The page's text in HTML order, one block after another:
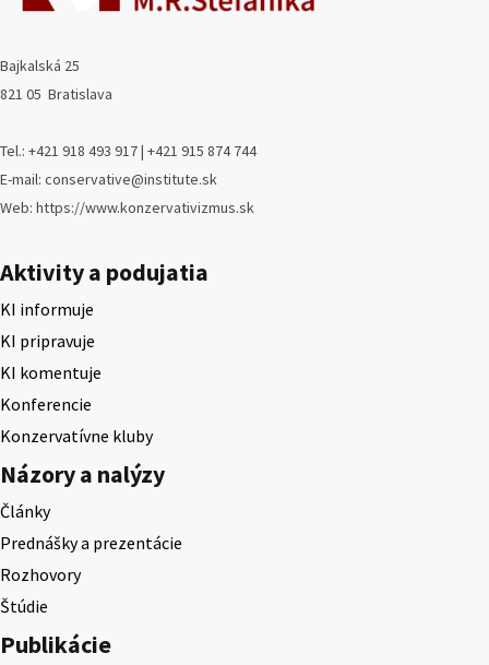
Bajkalská 25
821 05 Bratislava
Tel.: +421 918 493 917 | +421 915 874 744
E-mail: conservative@institute.sk
Web: https://www.konzervativizmus.sk
Aktivity a podujatia
KI informuje
KI pripravuje
KI komentuje
Konferencie
Konzervatívne kluby
Názory a nalýzy
Články
Prednášky a prezentácie
Rozhovory
Štúdie
Publikácie